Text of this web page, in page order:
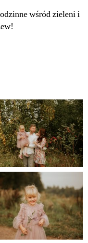
wśród zieleni i